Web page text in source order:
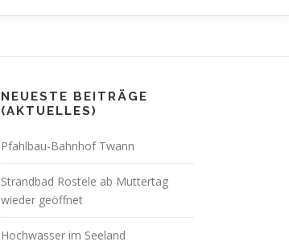
NEUESTE BEITRÄGE
(AKTUELLES)
Pfahlbau-Bahnhof Twann
Strandbad Rostele ab Muttertag
wieder geöffnet
Hochwasser im Seeland